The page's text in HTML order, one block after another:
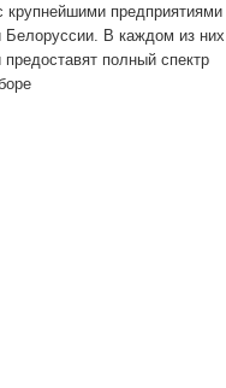
крупнейшими предприятиями
Белоруссии. В каждом из них
полный спектр